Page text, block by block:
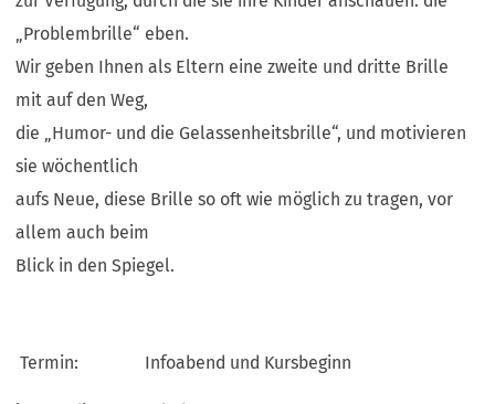
„Problembrille“ eben.
Wir geben Ihnen als Eltern eine zweite und dritte Brille
mit auf den Weg,
die „Humor- und die Gelassenheitsbrille“, und motivieren
sie wöchentlich
aufs Neue, diese Brille so oft wie möglich zu tragen, vor
allem auch beim
Blick in den Spiegel.
Termin: Infoabend und Kursbeginn